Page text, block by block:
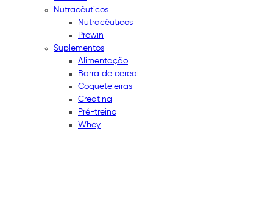
Nutracêuticos
Nutracêuticos
Prowin
Suplementos
Alimentação
Barra de cereal
Coqueteleiras
Creatina
Pré-treino
Whey